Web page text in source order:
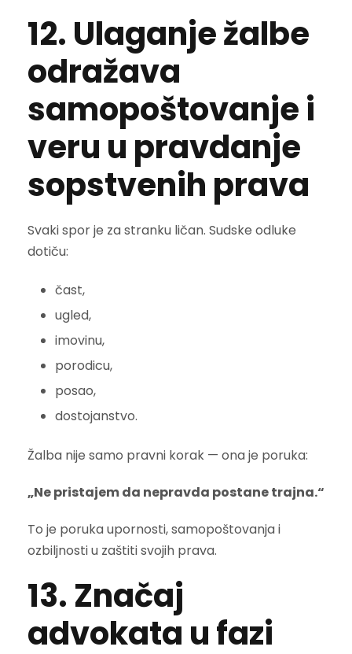
12. Ulaganje žalbe
odražava
samopoštovanje i
veru u pravdanje
sopstvenih prava
Svaki spor je za stranku ličan. Sudske odluke
dotiču:
čast,
ugled,
imovinu,
porodicu,
posao,
dostojanstvo.
Žalba nije samo pravni korak — ona je poruka:
„Ne pristajem da nepravda postane trajna.“
To je poruka upornosti, samopoštovanja i
ozbiljnosti u zaštiti svojih prava.
13. Značaj
advokata u fazi